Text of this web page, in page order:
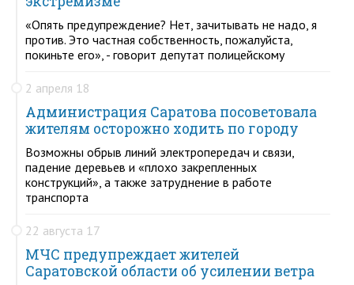
«Опять предупреждение? Нет, зачитывать не надо, я
против. Это частная собственность, пожалуйста,
покиньте его», - говорит депутат полицейскому
2 апреля 18
Администрация Саратова посоветовала
жителям осторожно ходить по городу
Возможны обрыв линий электропередач и связи,
падение деревьев и «плохо закрепленных
конструкций», а также затруднение в работе
транспорта
22 августа 17
МЧС предупреждает жителей
Саратовской области об усилении ветра